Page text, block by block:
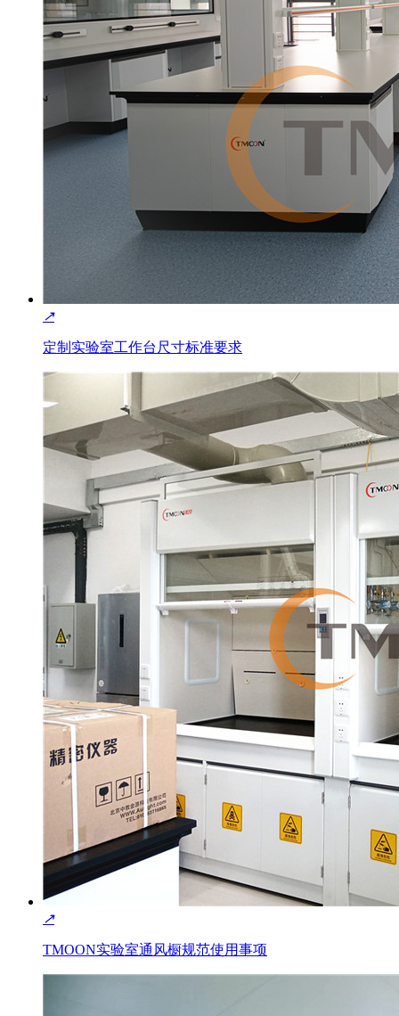
↗
定制实验室工作台尺寸标准要求
↗
TMOON实验室通风橱规范使用事项